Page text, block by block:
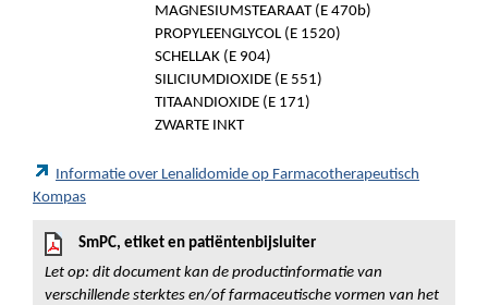
MAGNESIUMSTEARAAT (E 470b)
PROPYLEENGLYCOL (E 1520)
SCHELLAK (E 904)
SILICIUMDIOXIDE (E 551)
TITAANDIOXIDE (E 171)
ZWARTE INKT
Informatie over Lenalidomide op Farmacotherapeutisch
Kompas
SmPC, etiket en patiëntenbijsluiter
Let op: dit document kan de productinformatie van
verschillende sterktes en/of farmaceutische vormen van het